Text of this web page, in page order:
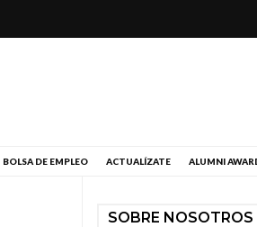
BOLSA DE EMPLEO ACTUALÍZATE ALUMNI
SOBRE NOSOTROS